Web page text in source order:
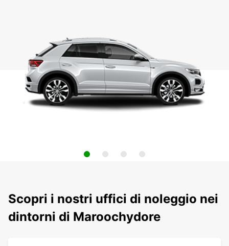
Scopri i nostri uffici di noleggio nei
dintorni di Maroochydore